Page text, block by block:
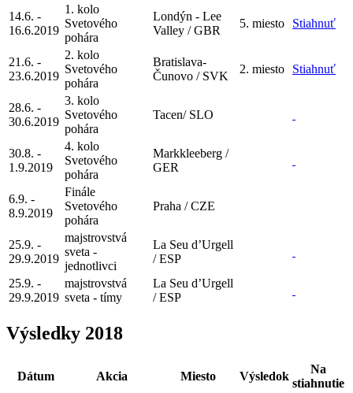
14.6. -
16.6.2019
1. kolo
Svetového
pohára
Londýn - Lee
Valley / GBR
5. miesto Stiahnuť
21.6. -
23.6.2019
2. kolo
Svetového
pohára
Bratislava-
Čunovo / SVK
2. miesto Stiahnuť
28.6. -
30.6.2019
3. kolo
Svetového
pohára
Tacen/ SLO
30.8. -
1.9.2019
4. kolo
Svetového
pohára
Markkleeberg /
GER
6.9. -
8.9.2019
Finále
Svetového
pohára
Praha / CZE
25.9. -
29.9.2019
majstrovstvá
sveta -
jednotlivci
La Seu d’Urgell
/ ESP
25.9. -
29.9.2019
majstrovstvá
sveta - tímy
La Seu d’Urgell
/ ESP
Výsledky 2018
Dátum Akcia Miesto Výsledok
Na
stiahnutie